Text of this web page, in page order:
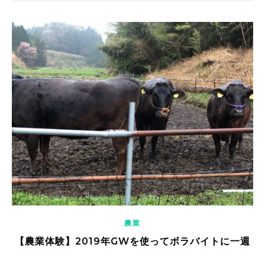
農業
【農業体験】2019年GWを使ってボラバイトに一週